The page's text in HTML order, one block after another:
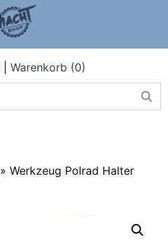
Warenkorb (0)
» Werkzeug Polrad Halter